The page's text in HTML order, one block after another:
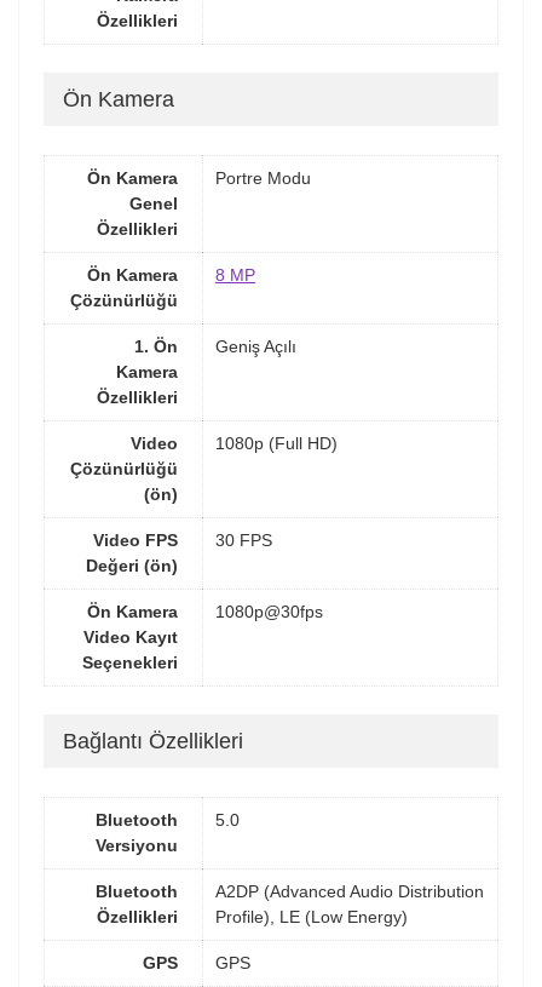
Özellikleri
Ön Kamera
Ön Kamera
Genel
Özellikleri
Portre Modu
Ön Kamera
Çözünürlüğü
8 MP
1. Ön
Kamera
Özellikleri
Geniş Açılı
Video
Çözünürlüğü
(ön)
1080p (Full HD)
Video FPS
Değeri (ön)
30 FPS
Ön Kamera
Video Kayıt
Seçenekleri
1080p@30fps
Bağlantı Özellikleri
Bluetooth
Versiyonu
5.0
Bluetooth
Özellikleri
A2DP (Advanced Audio Distribution
Profile), LE (Low Energy)
GPS GPS